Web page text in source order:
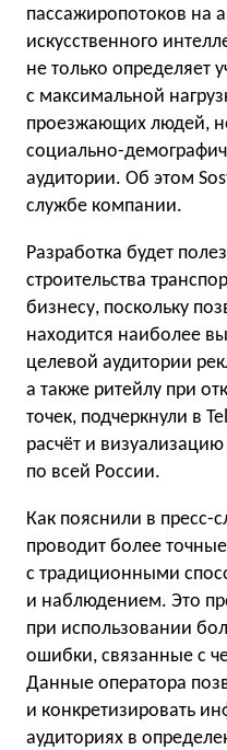
пассажиропотоков на
искусственного
не только определяет
с максимальной
проезжающих людей,
социально-
аудитории. Об этом
службе компании.
Разработка будет
строительства
бизнесу, поскольку
находится наиболее
целевой аудитории
а также ритейлу при
точек, подчеркнули в
расчёт и
по всей России.
Как пояснили в пресс-
проводит более
с традиционными
и наблюдением. Это
при использовании
ошибки, связанные с
Данные оператора
и конкретизировать
аудиториях в